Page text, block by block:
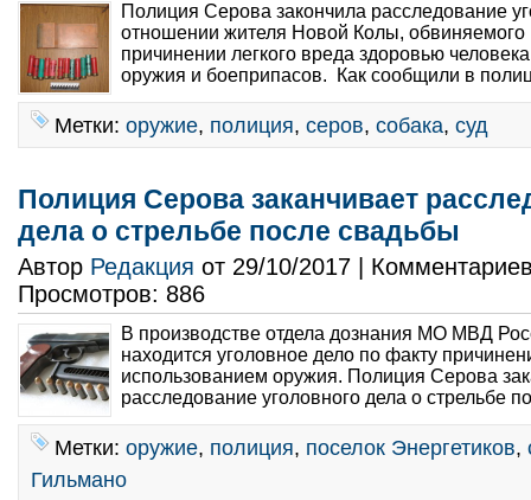
Полиция Серова закончила расследование
отношении жителя Новой Колы, обвиняемого
причинении легкого вреда здоровью
оружия и боеприпасов. Как сообщили в
Метки: оружие, полиция, серов, собака, суд
Полиция Серова заканчивает
дела о стрельбе после свадьбы
Автор Редакция от 29/10/2017 |
Просмотров: 886
В производстве отдела дознания МО МВД
находится уголовное дело по факту
использованием оружия. Полиция Серова
расследование уголовного дела о стрельбе
Метки: оружие, полиция, поселок Энергетиков,
Гильмано